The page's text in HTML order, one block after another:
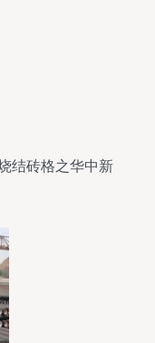
结砖格之华中新